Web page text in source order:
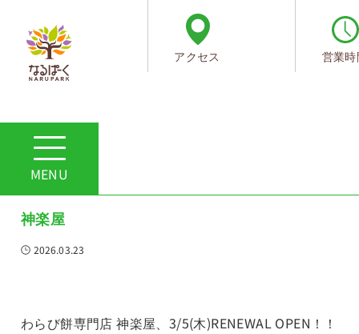
アクセス 営業
商品のご紹介
神楽屋
2026.03.23
わらび餅専門店 神楽屋、3/5(木)RENEWAL OPEN！！